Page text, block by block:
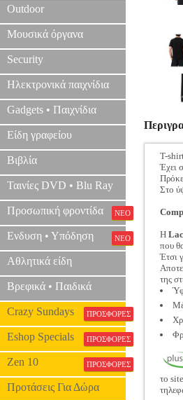
Outdoor
Μουσικά όργανα
Security
Ηλεκτρονικά παιχνίδια
Gadgets • Παιχνίδια
Είδη γραφείου
Βιβλία
Ταινίες DVD • Blu Ray
Προσωπική φροντίδα ΝΕΟ
Ενδυση • Υπόδηση ΝΕΟ
Αθλητικά είδη
Βρεφικά • Παιδικά
Crazy Sundays ΠΡΟΣΦΟΡΕΣ
Eshop Specials ΠΡΟΣΦΟΡΕΣ
Zen 10 ΠΡΟΣΦΟΡΕΣ
Προτάσεις Για Δώρα
T-
Έχει
Στο
Η
που
Έτσι
της
το site